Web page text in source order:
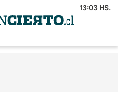
13:03 HS.